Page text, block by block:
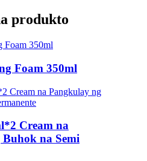
produkto
Foam 350ml
Cream na
na Semi